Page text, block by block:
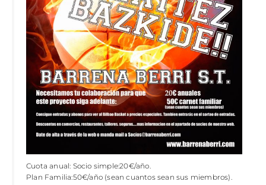
Cuota anual: Socio simple:20€/año.
Plan Familia:50€/año (sean cuantos sean sus miembros).